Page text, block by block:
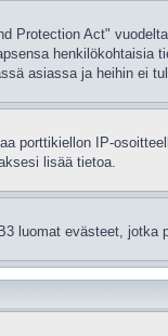
Protection Act"
asiassa ja heihin ei
porttikiellon IP-
lisää tietoa.
luomat evästeet,